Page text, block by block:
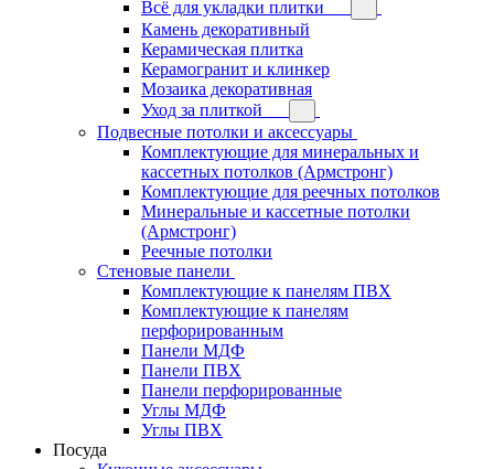
Всё для укладки плитки
Камень декоративный
Керамическая плитка
Керамогранит и клинкер
Мозаика декоративная
Уход за плиткой
Подвесные потолки и аксессуары
Комплектующие для минеральных и
кассетных потолков (Армстронг)
Комплектующие для реечных потолков
Минеральные и кассетные потолки
(Армстронг)
Реечные потолки
Стеновые панели
Комплектующие к панелям ПВХ
Комплектующие к панелям
перфорированным
Панели МДФ
Панели ПВХ
Панели перфорированные
Углы МДФ
Углы ПВХ
Посуда